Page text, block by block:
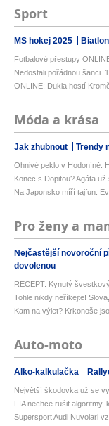
Sport
MS hokej 2025 Biatlon
Fotbalové přestupy
Nedostali pořádnou šanci.
ONLINE: Dukla hostí
Móda a krása
Jak zhubnout Trendy
Ohnivé peklo v Hodoníně:
Konec s Dopitou? Agáta
Na Japonsko míří tajfun:
Pro ženy a
Nejčastější novoroční
dovolenou
RECEPT: Kynutý
Tohle nikdy neříkejte!
Kam na výlet? Krkonoše
Auto-moto
Alko-kalkulačka
Největší škodovka už se
FIA nechce rušit algoritmy,
Supersport Audi Nuvolari